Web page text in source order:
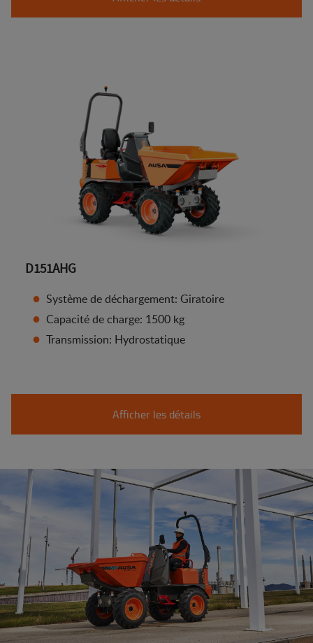
D151AHG
Système de déchargement: Giratoire
Capacité de charge: 1500 kg
Transmission: Hydrostatique
Afficher les détails